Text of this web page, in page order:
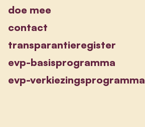
doe mee
contact
transparantieregister
evp-basisprogramma
evp-verkiezingsprogramma